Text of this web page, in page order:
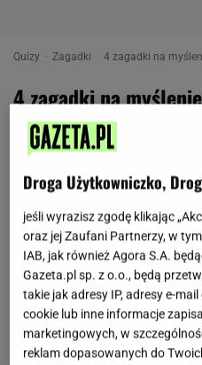
Quizy Zagadki 4 zagadki na
4 zagadki na
umysł działa na
13 listopada 2019, 11:26
Przed tobą cztery trudne
Potrafisz rozwiązać
1 z 4
Droga Użytkowniczko,
jeśli wyrazisz zgodę klikając
oraz jej Zaufani Partnerzy, w
IAB, jak również Agora S.A.
Gazeta.pl sp. z o.o., będą
takie jak adresy IP, adresy e-
cookie lub inne informacje
marketingowych, w
reklam dopasowanych do